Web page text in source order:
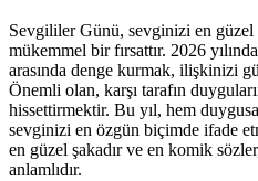
Sevgililer Günü, sevginizi en
mükemmel bir fırsattır. 2026
arasında denge kurmak, ilişkinizi
Önemli olan, karşı tarafın
hissettirmektir. Bu yıl, hem
sevginizi en özgün biçimde ifade
en güzel şakadır ve en komik
anlamlıdır.